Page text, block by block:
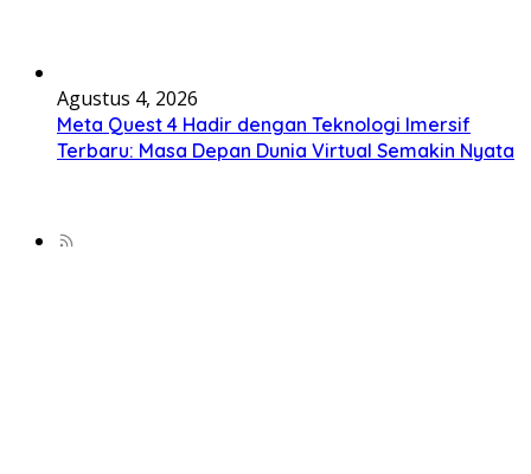
Agustus 4, 2026
Meta Quest 4 Hadir dengan Teknologi Imersif
Terbaru: Masa Depan Dunia Virtual Semakin Nyata